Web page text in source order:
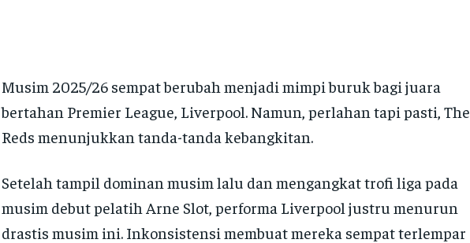
Musim 2025/26 sempat berubah menjadi mimpi buruk bagi juara
bertahan Premier League, Liverpool. Namun, perlahan tapi pasti, The
Reds menunjukkan tanda-tanda kebangkitan.
Setelah tampil dominan musim lalu dan mengangkat trofi liga pada
musim debut pelatih Arne Slot, performa Liverpool justru menurun
drastis musim ini. Inkonsistensi membuat mereka sempat terlempar